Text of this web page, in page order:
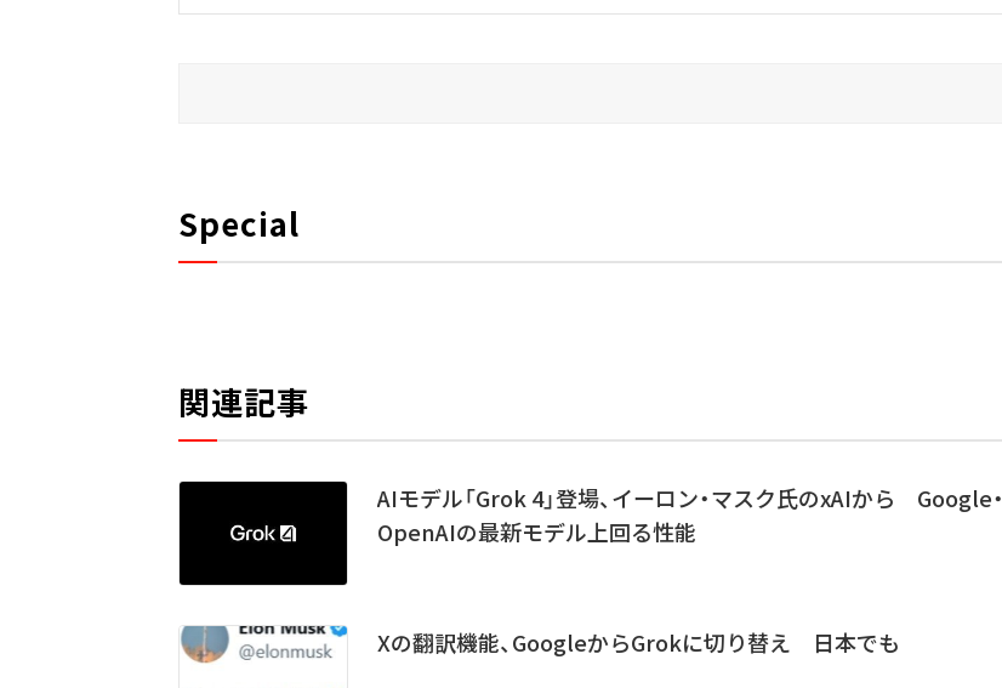
Special
関連記事
AIモデル「Grok 4」登場、イーロン・マスク氏のxAIから Google・
OpenAIの最新モデル上回る性能
Xの翻訳機能、GoogleからGrokに切り替え 日本でも